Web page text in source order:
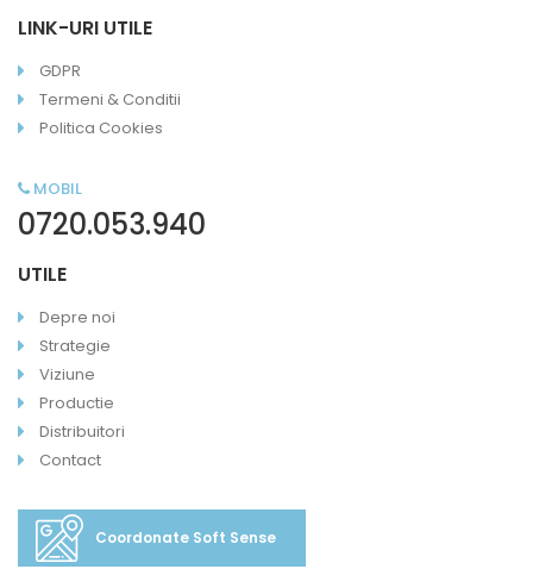
LINK-URI UTILE
GDPR
Termeni & Conditii
Politica Cookies
MOBIL
0720.053.940
UTILE
Depre noi
Strategie
Viziune
Productie
Distribuitori
Contact
Coordonate Soft Sense